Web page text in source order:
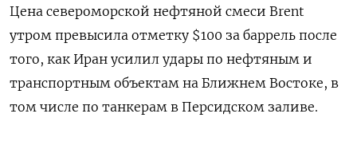
Цена североморской нефтяной смеси Brent ​
утром превысила отметку $100 за баррель после
того, как Иран усилил удары по нефтяным и
транспортным объектам на Ближнем Востоке, ‌в
том числе по танкерам в Персидском заливе.